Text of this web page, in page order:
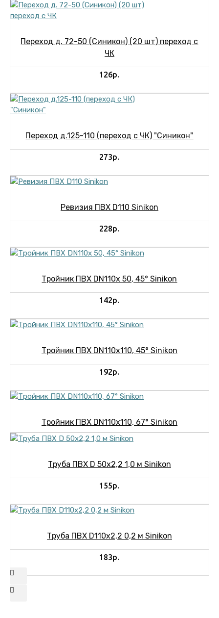
Переход д. 72-50 (Синикон) (20 шт) переход с
ЧК
126р.
Переход д.125-110 (переход с ЧК) "Синикон"
273р.
Ревизия ПВХ D110 Sinikon
228р.
Тройник ПВХ DN110х 50, 45° Sinikon
142р.
Тройник ПВХ DN110х110, 45° Sinikon
192р.
Тройник ПВХ DN110х110, 67° Sinikon
Труба ПВХ D 50х2,2 1,0 м Sinikon
155р.
Труба ПВХ D110х2,2 0,2 м Sinikon
183р.